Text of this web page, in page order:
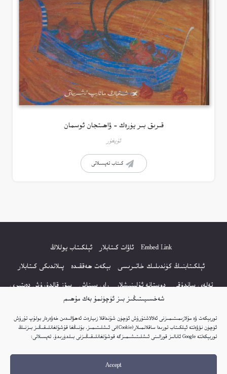
شەخسىيىتىڭىز بىز ئۈچۈنمۇ بەك مۇھىم
توربېكەت ۋە مۇلازىمىتىمىزنى ئەلالاشتۇرۇش ئۈچۈن شۇنداقلا زىيارەت ئەھۋالىدىن خەۋەردار بولۇپ تۇرۇش
ئۈچۈن نۆۋەتتە ئېلكىتاب تورىدا ساقلانمىلار(Cookie)نى ئىشلىتىمىز. بۇنىڭغا قۇشۇلغانلىقىڭىز بىزنىڭ
توربېكەتتە Google ئانالىز قورالىنى ئىشلىتىشىمىزگە قوشۇلغانلىقىڭىزنى بىلدۈرىدۇ. تەپسىلاتى:
Accept
قىرىق بىر يۈرەك – ۋاھىتجان ئوسمان
ئۇيغۇر
كىتاب تەپسىلاتى
Embed Link ئاۋات كىتابلار
ئېلكىتاب يوللاڭ
ئېلكىتابنىڭ كۈندىلىك خاتىرىسى
بېكەت ھەققىدە
پىلاندىكى كىتابلار
تەلەي ساندۇقى
دوستانە ئۇلىنىشلار راي سىناش
سۆز قالدۇرۇش دەپتىرى
كۆپ سورالغان سۇئاللار
كىتاب تىزىملىكى
مەخپىيەتلىك باياناتى
نەشىر ھوقۇقى باياناتى
© 2017-2026 تور بېكەتنىڭ بارلىق ھوقۇقى ئېلكىتاب تورى غا مەنسۇپ.